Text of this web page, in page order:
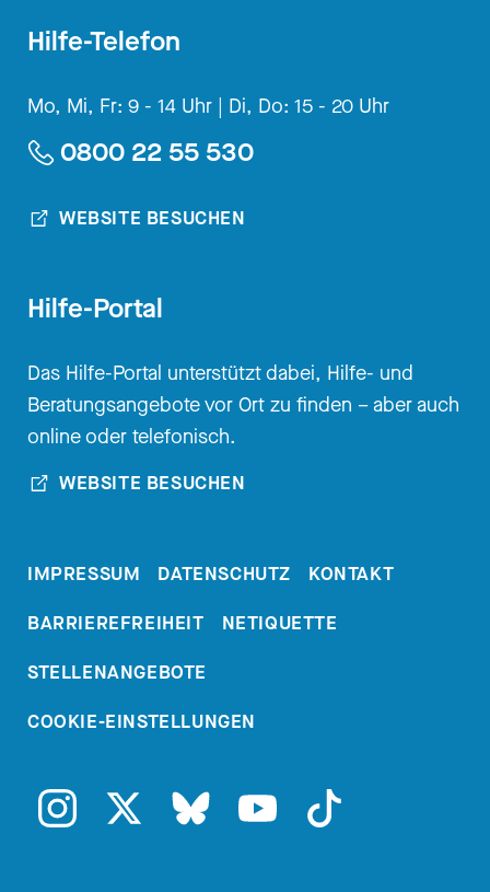
und eigene Kinder hatte und
mitten im Doktorspiel und die
andere kam auf Stöckelschuhen
den BH und mir hat es gegruselt,
dem zu tun, Was wir
Und da habe ich mir gedacht,
okay, da möchte ich doch echt
noch mal tiefer reinschauen. Und
müsste Eltern geholfen werden,
was sage ich jetzt? Und so viele
ziehen sich zurück in "Ich sage
[00:04:54.730] - Nadia Kailouli
eben beschrieben hast, fühlen
Hilfe-Telefon
Mo, Mi, Fr: 9 - 14 Uhr | Di, Do: 15 - 20 Uhr
0800 22 55 530
WEBSITE BESUCHEN
Hilfe-Portal
Das Hilfe-Portal unterstützt dabei, Hilfe- und
Beratungsangebote vor Ort zu finden – aber auch
online oder telefonisch.
WEBSITE BESUCHEN
IMPRESSUM DATENSCHUTZ
KONTAKT
BARRIEREFREIHEIT
NETIQUETTE
STELLENANGEBOTE
COOKIE-EINSTELLUNGEN